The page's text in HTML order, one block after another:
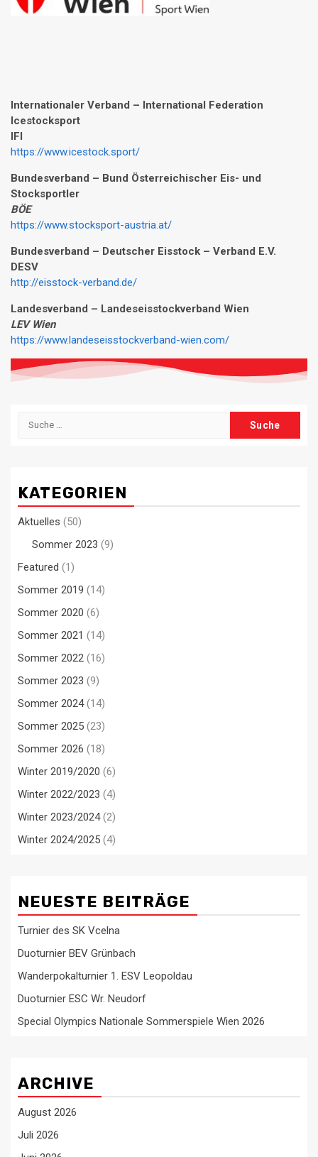
Internationaler Verband – International Federation
Icestocksport
IFI
https://www.icestock.sport/
Bundesverband – Bund Österreichischer Eis- und
Stocksportler
BÖE
https://www.stocksport-austria.at/
Bundesverband – Deutscher Eisstock – Verband E.V.
DESV
http://eisstock-verband.de/
Landesverband – Landeseisstockverband Wien
LEV Wien
https://www.landeseisstockverband-wien.com/
Suche
KATEGORIEN
Aktuelles (50)
Sommer 2023 (9)
Featured (1)
Sommer 2019 (14)
Sommer 2020 (6)
Sommer 2021 (14)
Sommer 2022 (16)
Sommer 2023 (9)
Sommer 2024(14)
Sommer 2025 (23)
Sommer 2026 (18)
Winter 2019/2020 (6)
Winter 2022/2023 (4)
Winter 2023/2024(2)
Winter 2024/2025 (4)
NEUESTE BEITRÄGE
Turnier des SK Vcelna
Duoturnier BEV Grünbach
Wanderpokalturnier 1. ESV Leopoldau
Duoturnier ESC Wr. Neudorf
Special Olympics Nationale Sommerspiele Wien 2026
ARCHIVE
August 2026
Juli 2026